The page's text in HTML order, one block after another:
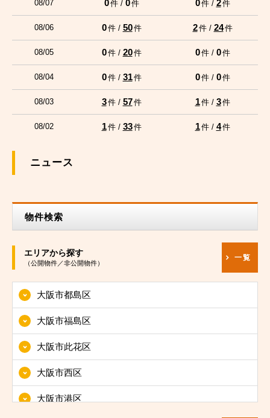
08/07 0件 / 0件 0件 / 2件
08/06 0件 / 50件 2件 / 24件
08/05 0件 / 20件 0件 / 0件
08/04 0件 / 31件 0件 / 0件
08/03 3件 / 57件 1件 / 3件
08/02 1件 / 33件 1件 / 4件
ニュース
物件検索
エリアから探す
（公開物件／非公開物件）
一覧
大阪市都島区
大阪市福島区
大阪市此花区
大阪市西区
大阪市港区